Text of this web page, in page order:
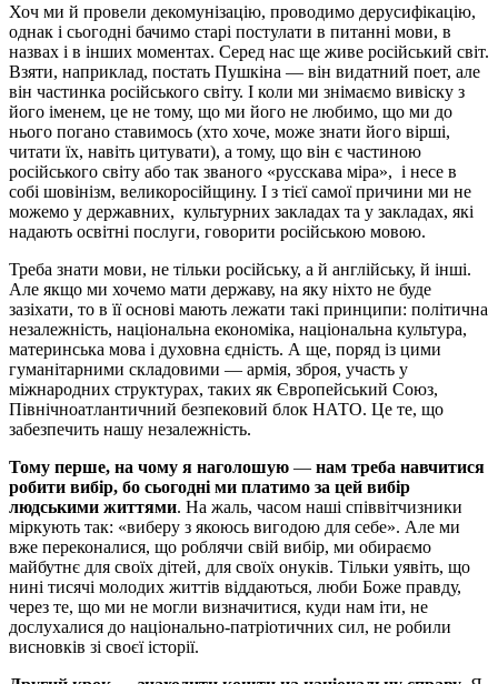
Хоч ми й провели декомунізацію, проводимо дерусифікацію,
однак і сьогодні бачимо старі постулати в питанні мови, в
назвах і в інших моментах. Серед нас ще живе російський світ.
Взяти, наприклад, постать Пушкіна — він видатний поет, але
він частинка російського світу. І коли ми знімаємо вивіску з
його іменем, це не тому, що ми його не любимо, що ми до
нього погано ставимось (хто хоче, може знати його вірші,
читати їх, навіть цитувати), а тому, що він є частиною
російського світу або так званого «русскава міра», і несе в
собі шовінізм, великоросійщину. І з тієї самої причини ми не
можемо у державних, культурних закладах та у закладах, які
надають освітні послуги, говорити російською мовою.
Треба знати мови, не тільки російську, а й англійську, й інші.
Але якщо ми хочемо мати державу, на яку ніхто не буде
зазіхати, то в її основі мають лежати такі принципи: політична
незалежність, національна економіка, національна культура,
материнська мова і духовна єдність. А ще, поряд із цими
гуманітарними складовими — армія, зброя, участь у
міжнародних структурах, таких як Європейський Союз,
Північноатлантичний безпековий блок НАТО. Це те, що
забезпечить нашу незалежність.
Тому перше, на чому я наголошую — нам треба навчитися
робити вибір, бо сьогодні ми платимо за цей вибір
людськими життями. На жаль, часом наші співвітчизники
міркують так: «виберу з якоюсь вигодою для себе». Але ми
вже переконалися, що роблячи свій вибір, ми обираємо
майбутнє для своїх дітей, для своїх онуків. Тільки уявіть, що
нині тисячі молодих життів віддаються, люби Боже правду,
через те, що ми не могли визначитися, куди нам іти, не
дослухалися до національно-патріотичних сил, не робили
висновків зі своєї історії.